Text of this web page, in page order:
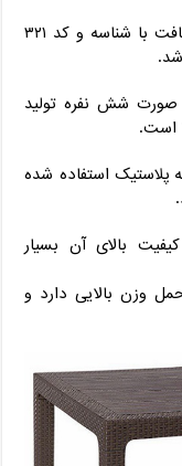
میز پلاستیکی پایه پلاستیکی پایه بلند حصیربافت با شناسه و کد ۳۲۱
صورت شش نفره تولید
است.
پلاستیک استفاده شده
بالای آن بسیار
وزن بالایی دارد و